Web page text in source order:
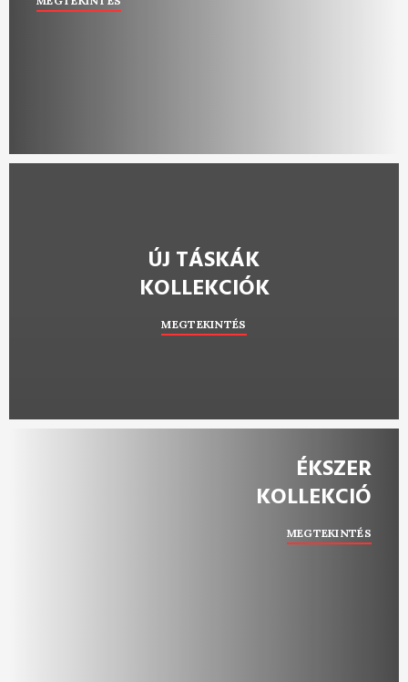
ÚJ TÁSKÁK
KOLLEKCIÓK
MEGTEKINTÉS
ÉKSZER
KOLLEKCIÓ
MEGTEKINTÉS